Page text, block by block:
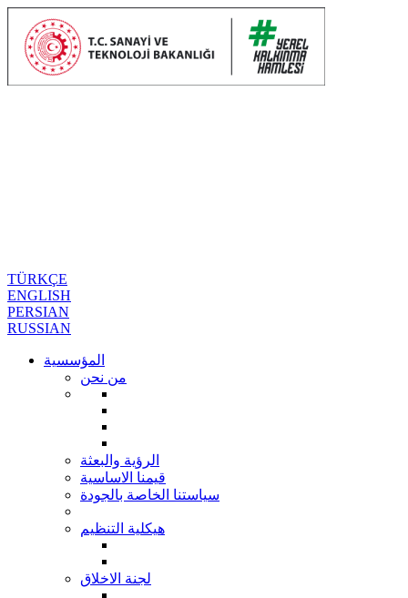
TÜRKÇE
ENGLISH
PERSIAN
RUSSIAN
المؤسسية
من نحن
الرؤية والبعثة
قيمنا الاساسية
سياستنا الخاصة بالجودة
هيكلية التنظيم
لجنة الاخلاق